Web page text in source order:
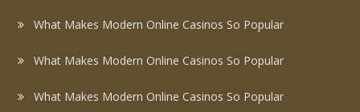
What Makes Modern Online Casinos So Popular
What Makes Modern Online Casinos So Popular
What Makes Modern Online Casinos So Popular